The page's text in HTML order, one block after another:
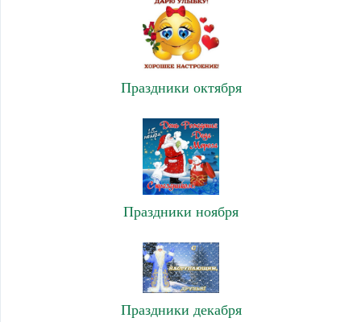
Праздники октября
Праздники ноября
Праздники декабря